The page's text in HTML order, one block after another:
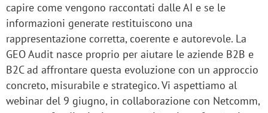
capire come vengono raccontati dalle AI e se le
informazioni generate restituiscono una
rappresentazione corretta, coerente e autorevole. La
GEO Audit nasce proprio per aiutare le aziende B2B e
B2C ad affrontare questa evoluzione con un approccio
concreto, misurabile e strategico. Vi aspettiamo al
webinar del 9 giugno, in collaborazione con Netcomm,